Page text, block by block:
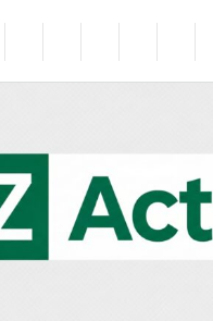
classéDiasporaChronique
–
Le
Thé
Culture